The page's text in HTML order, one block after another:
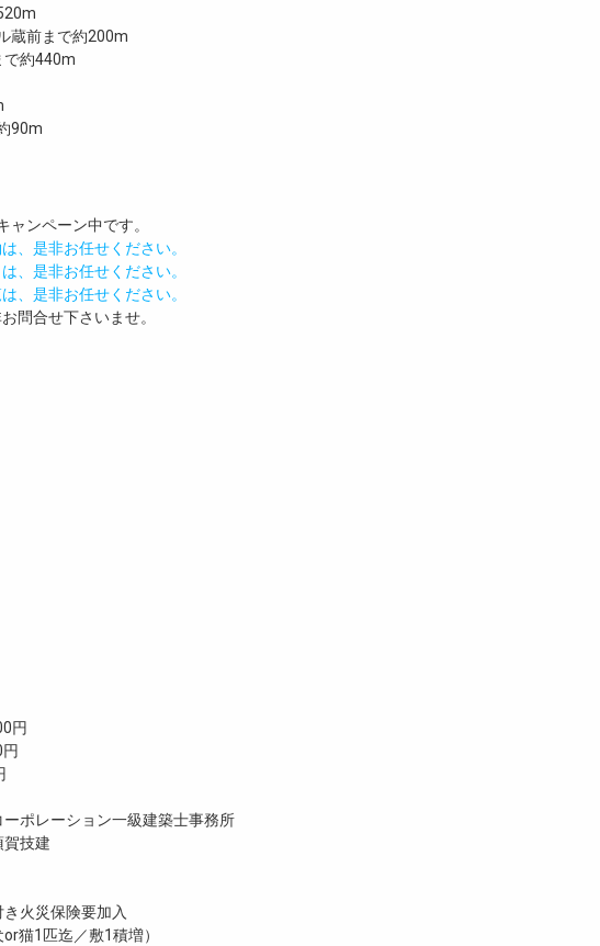
蔵前まで約200m
で約440m
90m
ャンペーン中です。
、是非お任せください。
、是非お任せください。
、是非お任せください。
問合せ下さいませ。
円
ーション一級建築士事務所
技建
災保険要加入
1匹迄／敷1積増）